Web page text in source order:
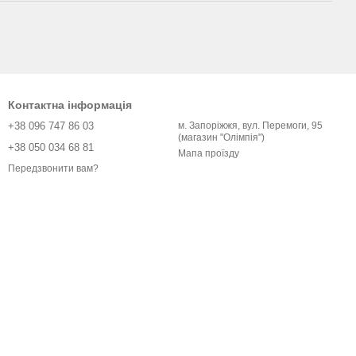
Контактна інформація
+38 096 747 86 03
+38 050 034 68 81
Передзвонити вам?
м. Запоріжжя, вул. Перемоги, 95
(магазин "Олімпія")
Мапа проїзду